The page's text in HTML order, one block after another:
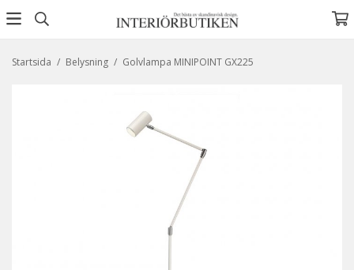
Startsida / Belysning / Golvlampa MINIPOINT GX225